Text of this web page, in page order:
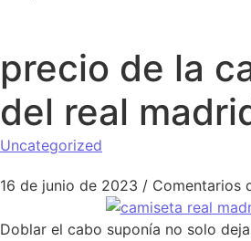
precio de la
del real
Uncategorized
16 de junio de 2023 / Comentarios
Doblar el cabo suponía no solo